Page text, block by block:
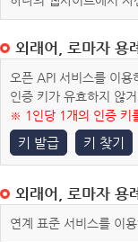
외래어, 로마자 용
오픈 API 서비스를 이
인증 키가 유효하지 않
※ 1인당 1개의 인증 키
키 발급 키 찾기
외래어, 로마자 용
연계 표준 서비스를 이